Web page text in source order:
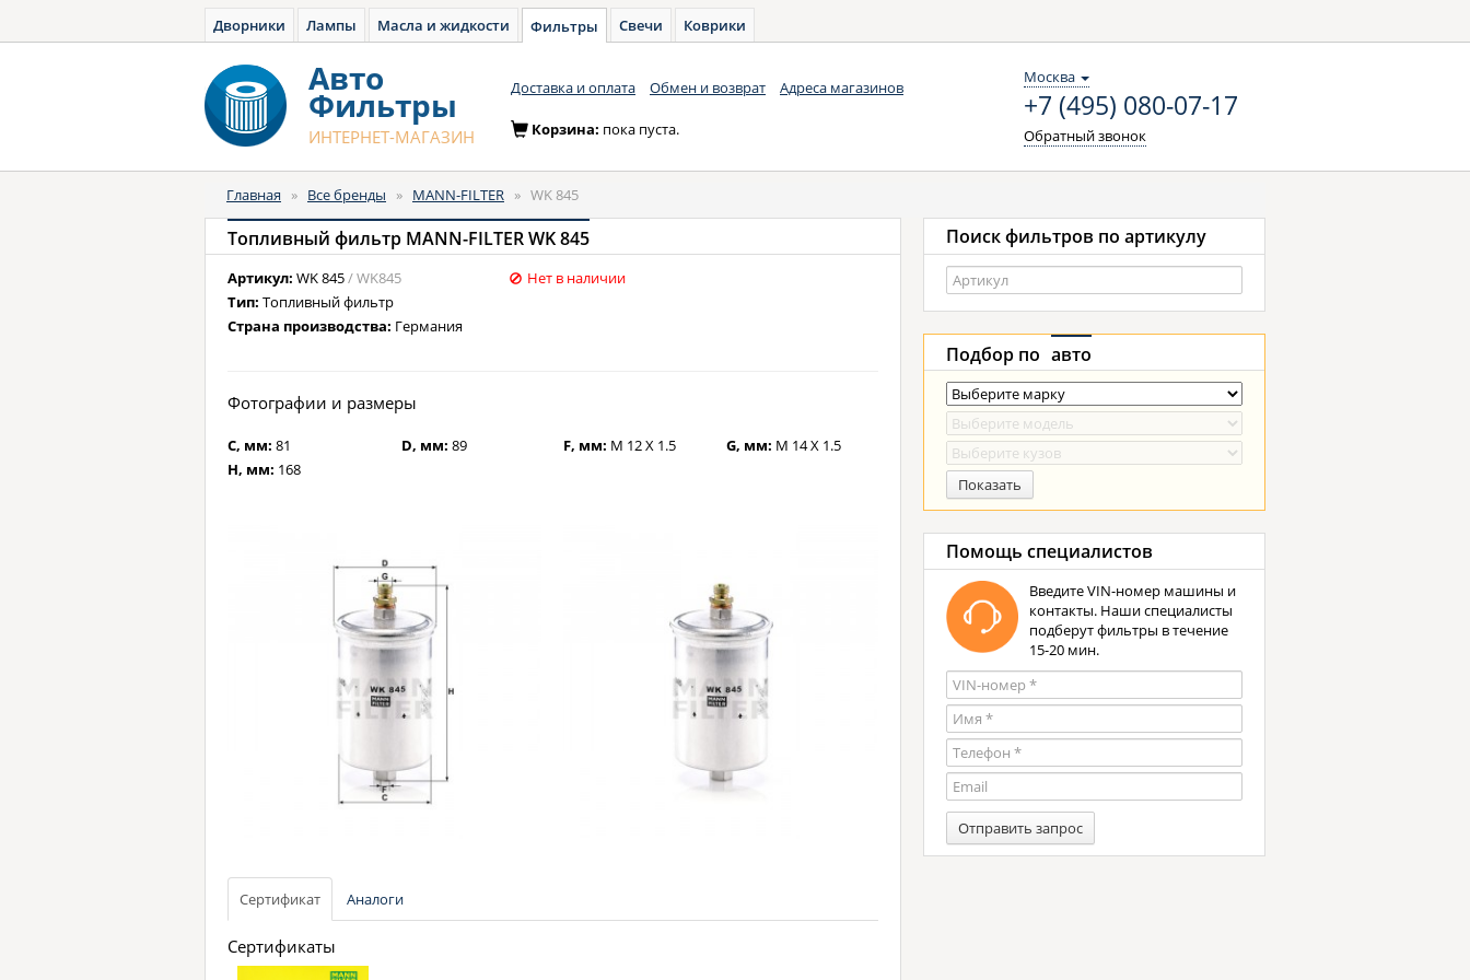
Дворники Лампы Масла и жидкости Фильтры Свечи Коврики
Авто
Фильтры
ИНТЕРНЕТ-МАГАЗИН
Доставка и оплата Обмен и возврат Адреса магазинов
Москва
+7 (495) 080-07-17
Обратный звонок
Корзина: пока пуста.
Главная » Все бренды » MANN-FILTER » WK 845
Топливный фильтр MANN-FILTER WK 845
Артикул: WK 845/ WK845
Тип: Топливный фильтр
Страна производства: Германия
Нет в наличии
Фотографии и размеры
C, мм: 81 D, мм: 89 F, мм: M 12 X 1.5 G, мм: M 14 X 1.5
H, мм: 168
Сертификат Аналоги
Сертификаты
Поиск фильтров по артикулу
Подбор по авто
Показать
Помощь специалистов
Введите VIN-номер машины и
контакты. Наши специалисты
подберут фильтры в течение
15-20 мин.
Отправить запрос